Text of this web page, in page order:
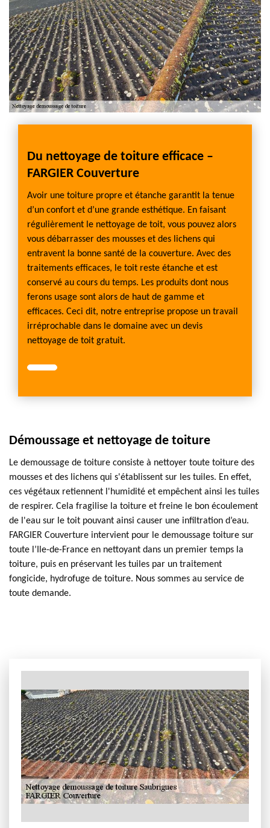
Du nettoyage de toiture efficace –
FARGIER Couverture
Avoir une toiture propre et étanche garantit la tenue
d’un confort et d’une grande esthétique. En faisant
régulièrement le nettoyage de toit, vous pouvez alors
vous débarrasser des mousses et des lichens qui
entravent la bonne santé de la couverture. Avec des
traitements efficaces, le toit reste étanche et est
conservé au cours du temps. Les produits dont nous
ferons usage sont alors de haut de gamme et
efficaces. Ceci dit, notre entreprise propose un travail
irréprochable dans le domaine avec un devis
nettoyage de toit gratuit.
Démoussage et nettoyage de toiture
Le demoussage de toiture consiste à nettoyer toute toiture des
mousses et des lichens qui s'établissent sur les tuiles. En effet,
ces végétaux retiennent l'humidité et empêchent ainsi les tuiles
de respirer. Cela fragilise la toiture et freine le bon écoulement
de l'eau sur le toit pouvant ainsi causer une infiltration d’eau.
FARGIER Couverture intervient pour le demoussage toiture sur
toute l’Ile-de-France en nettoyant dans un premier temps la
toiture, puis en préservant les tuiles par un traitement
fongicide, hydrofuge de toiture. Nous sommes au service de
toute demande.